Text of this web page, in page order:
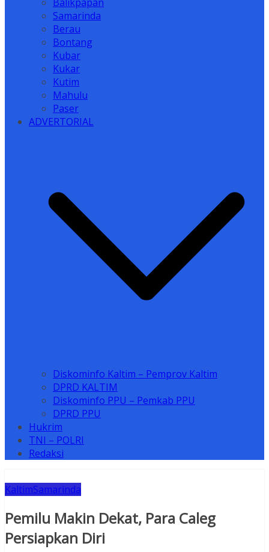
Balikpapan
Samarinda
Berau
Bontang
Kubar
Kukar
Kutim
Mahulu
Paser
ADVERTORIAL
Diskominfo Kaltim – Pemprov Kaltim
DPRD KALTIM
Diskominfo PPU – Pemkab PPU
DPRD PPU
Hukrim
TNI – POLRI
Redaksi
KaltimSamarinda
Pemilu Makin Dekat, Para Caleg
Persiapkan Diri